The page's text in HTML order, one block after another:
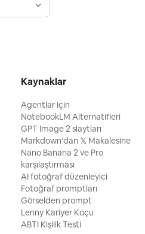
Kaynaklar
Agentlar için
NotebookLM Alternatifleri
GPT Image 2 slaytları
Markdown'dan 𝕏 Makalesine
Nano Banana 2 ve Pro
karşılaştırması
AI fotoğraf düzenleyici
Fotoğraf promptları
Görselden prompt
Lenny Kariyer Koçu
ABTI Kişilik Testi